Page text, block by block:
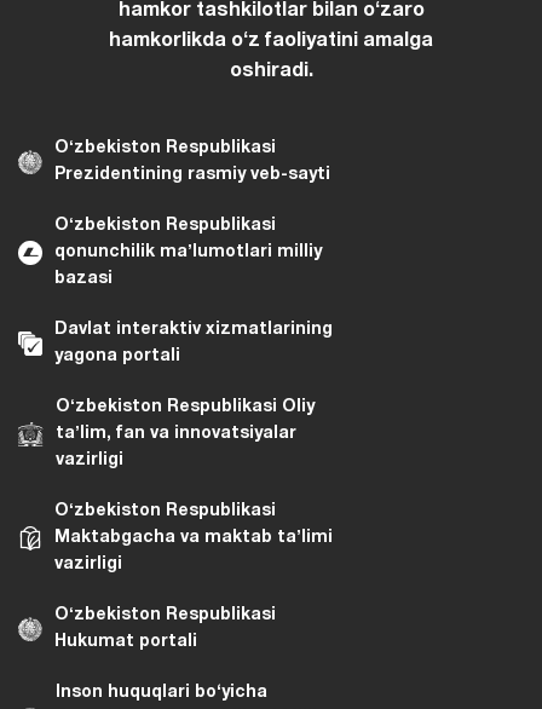
hamkor tashkilotlar bilan oʻzaro
hamkorlikda oʻz faoliyatini amalga
oshiradi.
Oʻzbekiston Respublikasi
Prezidentining rasmiy veb-sayti
Oʻzbekiston Respublikasi
qonunchilik maʼlumotlari milliy
bazasi
Davlat interaktiv xizmatlarining
yagona portali
Oʻzbekiston Respublikasi Oliy
taʼlim, fan va innovatsiyalar
vazirligi
Oʻzbekiston Respublikasi
Maktabgacha va maktab taʼlimi
vazirligi
Oʻzbekiston Respublikasi
Hukumat portali
Inson huquqlari bo‘yicha